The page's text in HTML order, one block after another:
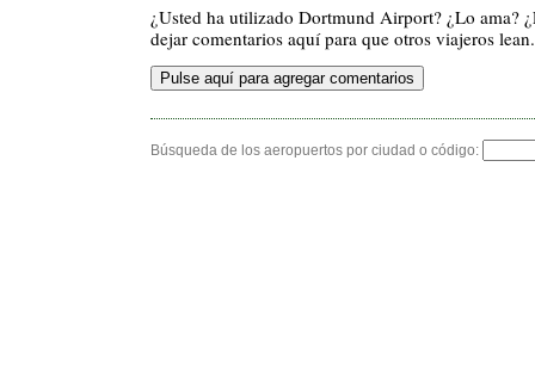
¿Usted ha utilizado Dortmund Airport? ¿Lo ama?
dejar comentarios aquí para que otros viajeros lean.
Búsqueda de los aeropuertos por ciudad o código: